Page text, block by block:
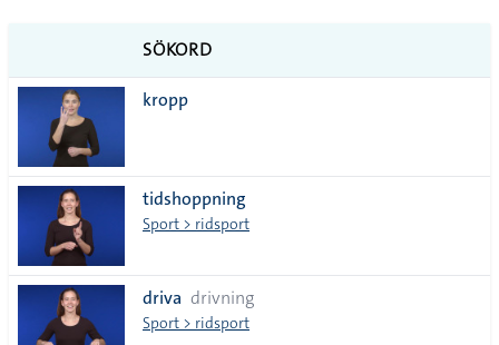
SÖKORD
kropp
tidshoppning
Sport > ridsport
driva drivning
Sport > ridsport